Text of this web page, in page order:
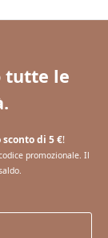
tutte le
di 5 €!
promozionale. Il